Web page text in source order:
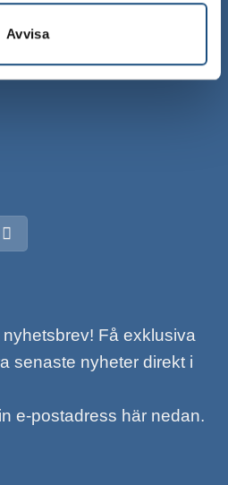
Avvisa
Få exklusiva
senaste nyheter direkt i
e-postadress här nedan.